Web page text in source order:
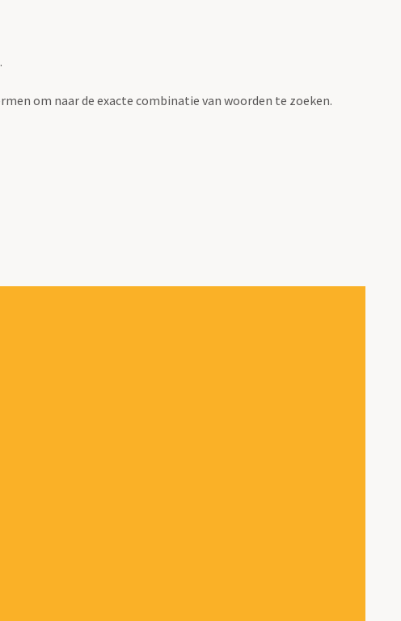
om naar de exacte combinatie van woorden te zoeken.